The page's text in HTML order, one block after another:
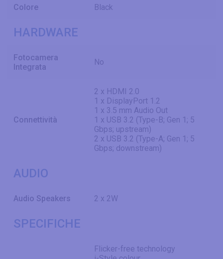
Colore Black
HARDWARE
Fotocamera
Integrata
No
Connettività
2 x HDMI 2.0
1 x DisplayPort 1.2
1 x 3.5 mm Audio Out
1 x USB 3.2 (Type-B; Gen 1; 5
Gbps; upstream)
2 x USB 3.2 (Type-A; Gen 1; 5
Gbps; downstream)
AUDIO
Audio Speakers 2 x 2W
SPECIFICHE
Flicker-free technology